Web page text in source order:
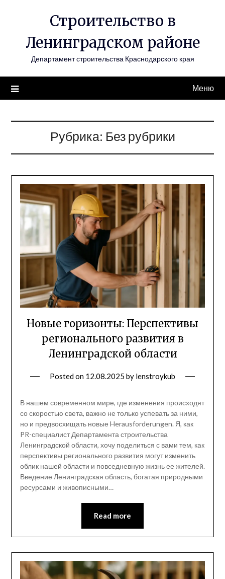
Строительство в
Ленинградском районе
Департамент строительства Краснодарского края
Меню
Рубрика: Без рубрики
Новые горизонты: Перспективы
регионального развития в
Ленинградской области
Posted on 12.08.2025 by lenstroykub
В нашем современном мире, где изменения происходят
со скоростью света, важно не только успевать за ними,
но и предвосхищать новые Herausforderungen. Я, как
PR-специалист Департамента строительства
Ленинградской области, хочу поделиться с вами тем, как
перспективы регионального развития могут изменить
облик нашей области и повседневную жизнь ее жителей.
Введение Ленинградская область, богатая природными
ресурсами и живописными…
Read more